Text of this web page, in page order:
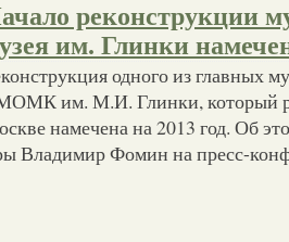
реконструкции
им. Глинки
одного из главных
им. М.И. Глинки, который
намечена на 2013 год. Об
Владимир Фомин на пресс-